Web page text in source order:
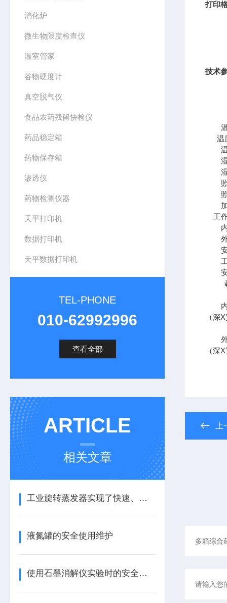
消化炉
微生物限度检查仪
温室管家
谷物硬度计
真空脱气仪
食品农药残留快检仪
药品稳定箱
药物保存箱
渗透仪
药物检测仪器
天平打印机
数据打印机
天平数据打印机
TEL-PHONE
010-62992996
查看全部
ARTICLE
相关文章
工业旋转蒸发器实现了快速、高效的蒸发过程
液氮罐的安全使用维护
使用石墨消解仪实验时的安全措施
打印
技术
温
工
（深
（深